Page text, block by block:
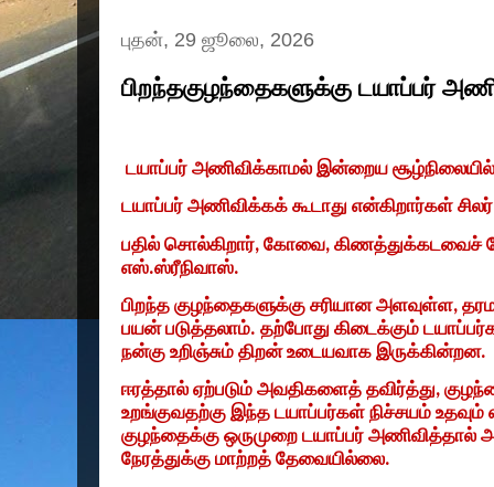
புதன், 29 ஜூலை, 2026
பிறந்தகுழந்தைகளுக்கு டயாப்பர்
டயாப்பர் அணிவிக்காமல் இன்றைய சூழ்நிலையில்
டயாப்பர் அணிவிக்கக் கூடாது என்கிறார்கள்
பதில் சொல்கிறார், கோவை, கிணத்துக்கடவைச்
எஸ்.ஸ்ரீநிவாஸ்.
பிறந்த குழந்தைகளுக்கு சரியான அளவுள்ள,
பயன் படுத்தலாம். தற்போது கிடைக்கும்
நன்கு உறிஞ்சும் திறன் உடையவாக இருக்கின்றன.
ஈரத்தால் ஏற்படும் அவதிகளைத் தவிர்த்து,
உறங்குவதற்கு இந்த டயாப்பர்கள் நிச்சயம்
குழந்தைக்கு ஒருமுறை டயாப்பர் அணிவித்தால்
நேரத்துக்கு மாற்றத் தேவையில்லை.